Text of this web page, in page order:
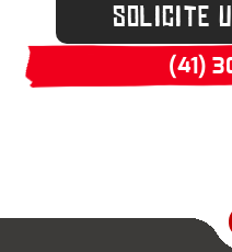
SOLICITE
(41)